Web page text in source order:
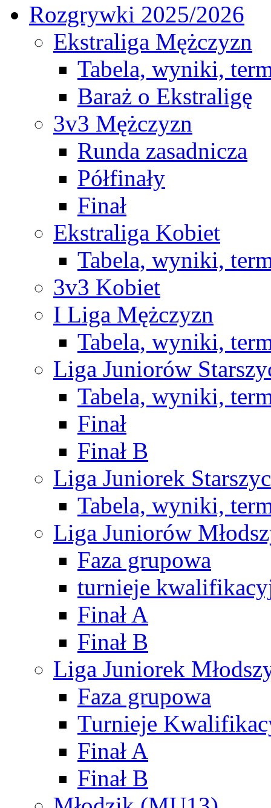
Rozgrywki 2025/2026
Ekstraliga Mężczyzn
Tabela, wyniki,
Baraż o Ekstraligę
3v3 Mężczyzn
Runda zasadnicza
Półfinały
Finał
Ekstraliga Kobiet
Tabela, wyniki,
3v3 Kobiet
I Liga Mężczyzn
Tabela, wyniki,
Liga Juniorów
Tabela, wyniki,
Finał
Finał B
Liga Juniorek
Tabela, wyniki,
Liga Juniorów
Faza grupowa
turnieje
Finał A
Finał B
Liga Juniorek
Faza grupowa
Turnieje
Finał A
Finał B